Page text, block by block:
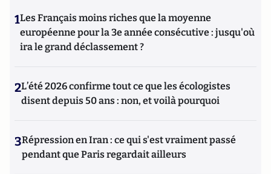
1Les Français moins riches que la moyenne
européenne pour la 3e année consécutive : jusqu'où
ira le grand déclassement ?
2L’été 2026 confirme tout ce que les écologistes
disent depuis 50 ans : non, et voilà pourquoi
3Répression en Iran : ce qui s'est vraiment passé
pendant que Paris regardait ailleurs